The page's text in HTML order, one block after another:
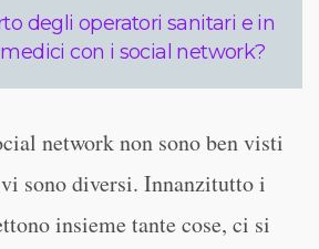
degli operatori sanitari e in
con i social network?
network non sono ben visti
sono diversi. Innanzitutto i
insieme tante cose, ci si